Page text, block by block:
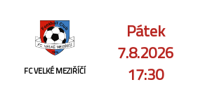
FC VELKÉ MEZIŘÍČÍ
Pátek
7.8.2026
17:30